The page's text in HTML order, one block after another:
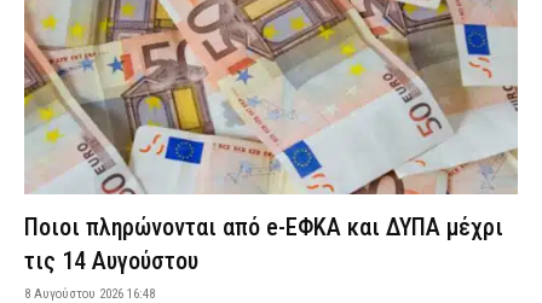
Ποιοι πληρώνονται από e-ΕΦΚΑ και ΔΥΠΑ μέχρι
τις 14 Αυγούστου
8 Αυγούστου 2026 16:48